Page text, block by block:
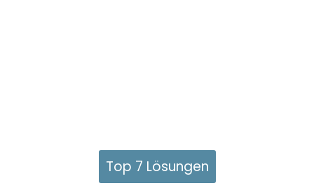
Top 7 Lösungen